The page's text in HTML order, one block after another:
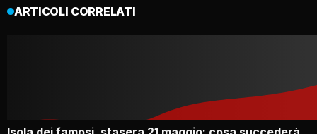
ARTICOLI CORRELATI